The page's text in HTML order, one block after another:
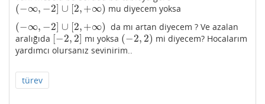
(−∞, −2] ∪ [2,+∞)
(−∞,−2] ∪[2 +∞ mu diyecem yoksa
(−∞, −2] ∪ [2,+∞)
(−∞,−2] ∪[2 +∞
da mı artan diyecem ? Ve azalan
aralığıda [−2, 2]
−2,2 mı yoksa (−2, 2)
(−2,2)
mi diyecem? Hocalarım
yardımcı olursanız sevinirim..
türev